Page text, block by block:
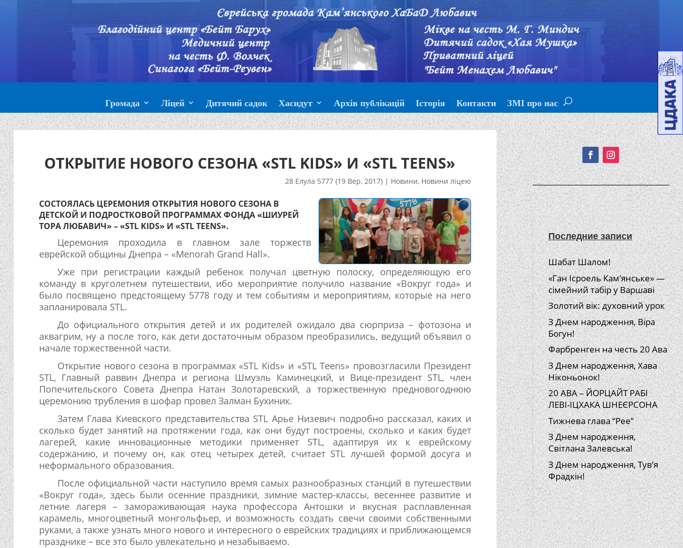
Громада Ліцей Дитячий садок Хасидут Архів публікацій Історія Контакти ЗМІ про нас
ОТКРЫТИЕ НОВОГО СЕЗОНА «STL KIDS» И «STL TEENS»
28 Елула 5777 (19 Вер, 2017)| Новини, Новини ліцею
СОСТОЯЛАСЬ ЦЕРЕМОНИЯ ОТКРЫТИЯ НОВОГО СЕЗОНА В
ДЕТСКОЙ И ПОДРОСТКОВОЙ ПРОГРАММАХ ФОНДА «ШИУРЕЙ
ТОРА ЛЮБАВИЧ» – «STL KIDS» И «STL TEENS».
Церемония проходила в главном зале торжеств
еврейской общины Днепра – «Menorah Grand Hall».
Уже при регистрации каждый ребенок получал цветную полоску, определяющую его
команду в круголетнем путешествии, ибо мероприятие получило название «Вокруг года» и
было посвящено предстоящему 5778 году и тем событиям и мероприятиям, которые на него
запланировала STL.
До официального открытия детей и их родителей ожидало два сюрприза – фотозона и
аквагрим, ну а после того, как дети достаточным образом преобразились, ведущий объявил о
начале торжественной части.
Открытие нового сезона в программах «STL Kids» и «STL Teens» провозгласили Президент
STL, Главный раввин Днепра и региона Шмуэль Каминецкий, и Вице-президент STL, член
Попечительского Совета Днепра Натан Золотаревский, а торжественную предновогоднюю
церемонию трубления в шофар провел Залман Бухиник.
Затем Глава Киевского представительства STL Арье Низевич подробно рассказал, каких и
сколько будет занятий на протяжении года, как они будут построены, сколько и каких будет
лагерей, какие инновационные методики применяет STL, адаптируя их к еврейскому
содержанию, и почему он, как отец четырех детей, считает STL лучшей формой досуга и
неформального образования.
После официальной части наступило время самых разнообразных станций в путешествии
«Вокруг года», здесь были осенние праздники, зимние мастер-классы, весеннее развитие и
летние лагеря – замораживающая наука профессора Антошки и вкусная расплавленная
карамель, многоцветный монгольфьер, и возможность создать свечи своими собственными
руками, а также узнать много нового и интересного о еврейских традициях и приближающемся
празднике – все это было увлекательно и незабываемо.
Подписывайтесь!
Последние записи
Шабат Шалом!
«Ган Ісроель Кам’янське» —
сімейний табір у Варшаві
Золотий вік: духовний урок
З Днем народження, Віра
Богун!
Фарбренген на честь 20 Ава
З Днем народження, Хава
Ніконьонок!
20 АВА – ЙОРЦАЙТ РАБІ
ЛЕВІ-ІЦХАКА ШНЕЄРСОНА
Тижнева глава “Рее”
З Днем народження,
Світлана Залевська!
З Днем народження, Тув’я
Фрадкін!